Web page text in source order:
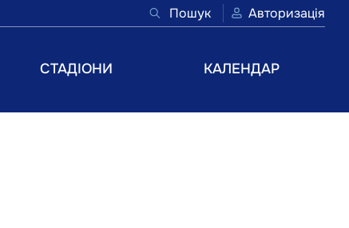
Пошук Авторизація
СТАДІОНИ КАЛЕНДАР